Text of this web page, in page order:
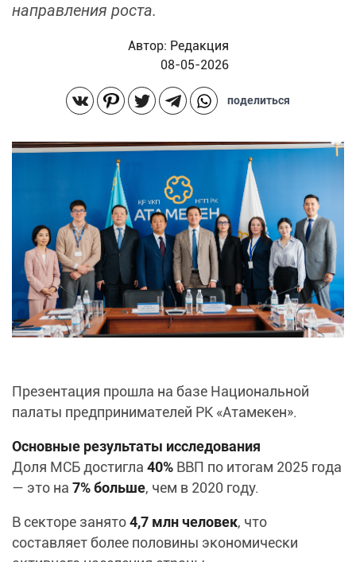
направления роста.
поделиться
Автор: Редакция
08-05-2026
Презентация прошла на базе Национальной
палаты предпринимателей РК «Атамекен».
Основные результаты исследования
Доля МСБ достигла 40% ВВП по итогам 2025 года
— это на 7% больше, чем в 2020 году.
В секторе занято4,7 млн человек, что
составляет более половины экономически